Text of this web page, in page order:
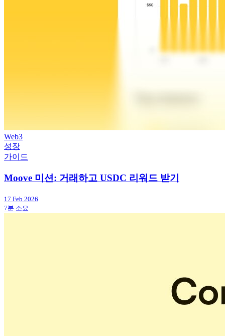
Web3
성장
가이드
Moove 미션: 거래하고 USDC 리워드 받기
17 Feb 2026
7분 소요